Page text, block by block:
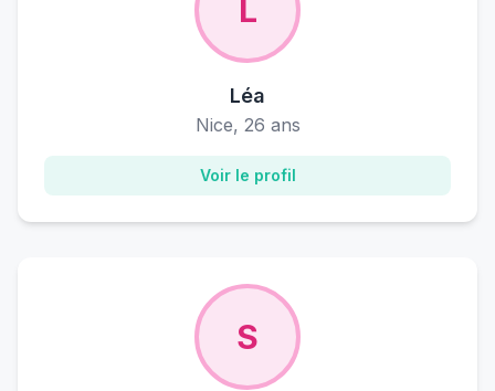
L
Léa
Nice, 26 ans
Voir le profil
S